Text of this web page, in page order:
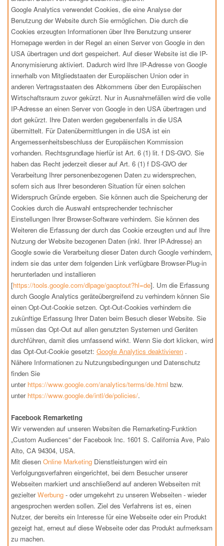
Google Analytics verwendet Cookies, die eine Analyse der
Benutzung der Website durch Sie ermöglichen. Die durch die
Cookies erzeugten Informationen über Ihre Benutzung unserer
Homepage werden in der Regel an einen Server von Google in den
USA übertragen und dort gespeichert. Auf dieser Website ist die IP-
Anonymisierung aktiviert. Dadurch wird Ihre IP-Adresse von Google
innerhalb von Mitgliedstaaten der Europäischen Union oder in
anderen Vertragsstaaten des Abkommens über den Europäischen
Wirtschaftsraum zuvor gekürzt. Nur in Ausnahmefällen wird die volle
IP-Adresse an einen Server von Google in den USA übertragen und
dort gekürzt. Ihre Daten werden gegebenenfalls in die USA
übermittelt. Für Datenübermittlungen in die USA ist ein
Angemessenheitsbeschluss der Europäischen Kommission
vorhanden. Rechtsgrundlage hierfür ist Art. 6 (1) lit. f DS-GVO. Sie
haben das Recht jederzeit dieser auf Art. 6 (1) f DS-GVO der
Verarbeitung Ihrer personenbezogenen Daten zu widersprechen,
sofern sich aus Ihrer besonderen Situation für einen solchen
Widerspruch Gründe ergeben. Sie können auch die Speicherung der
Cookies durch die Auswahl entsprechender technischer
Einstellungen Ihrer Browser-Software verhindern. Sie können des
Weiteren die Erfassung der durch das Cookie erzeugten und auf Ihre
Nutzung der Website bezogenen Daten (inkl. Ihrer IP-Adresse) an
Google sowie die Verarbeitung dieser Daten durch Google verhindern,
indem sie das unter dem folgenden Link verfügbare Browser-Plug-in
herunterladen und installieren
[https://tools.google.com/dlpage/gaoptout?hl=de]. Um die Erfassung
durch Google Analytics geräteübergreifend zu verhindern können Sie
einen Opt-Out-Cookie setzen. Opt-Out-Cookies verhindern die
zukünftige Erfassung Ihrer Daten beim Besuch dieser Website. Sie
müssen das Opt-Out auf allen genutzten Systemen und Geräten
durchführen, damit dies umfassend wirkt. Wenn Sie dort klicken, wird
das Opt-Out-Cookie gesetzt: Google Analytics deaktivieren .
Nähere Informationen zu Nutzungsbedingungen und Datenschutz
finden Sie
unter https://www.google.com/analytics/terms/de.html bzw.
unter https://www.google.de/intl/de/policies/.
Facebook Remarketing
Wir verwenden auf unseren Websiten die Remarketing-Funktion
„Custom Audiences“ der Facebook Inc. 1601 S. California Ave, Palo
Alto, CA 94304, USA.
Mit diesen Online Marketing Dienstleistungen wird ein
Verfolgungsverfahren eingerichtet, bei dem Besucher unserer
Webseiten markiert und anschließend auf anderen Webseiten mit
gezielterWerbung - oder umgekehrt zu unseren Webseiten - wieder
angesprochen werden sollen. Ziel des Verfahrens ist es, einen
Nutzer, der bereits ein Interesse für eine Webseite oder ein Produkt
gezeigt hat, erneut auf diese Webseite oder das Produkt aufmerksam
zu machen.